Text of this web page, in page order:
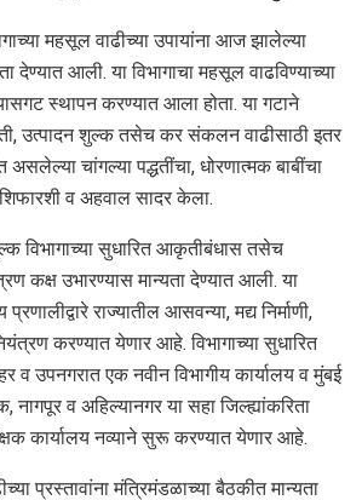
महसूल वाढीच्या उपायांना आज झालेल्या
देण्यात आली. या विभागाचा महसूल वाढविण्याच्या
स्थापन करण्यात आला होता. या गटाने
उत्पादन शुल्क तसेच कर संकलन वाढीसाठी इतर
असलेल्या चांगल्या पद्धतींचा, धोरणात्मक बाबींचा
व अहवाल सादर केला.
विभागाच्या सुधारित आकृतीबंधास तसेच
कक्ष उभारण्यास मान्यता देण्यात आली. या
राज्यातील आसवन्या, मद्य निर्माणी,
करण्यात येणार आहे. विभागाच्या सुधारित
व उपनगरात एक नवीन विभागीय कार्यालय व मुंबई
नागपूर व अहिल्यानगर या सहा जिल्ह्यांकरिता
कार्यालय नव्याने सुरू करण्यात येणार आहे.
प्रस्तावांना मंत्रिमंडळाच्या बैठकीत मान्यता